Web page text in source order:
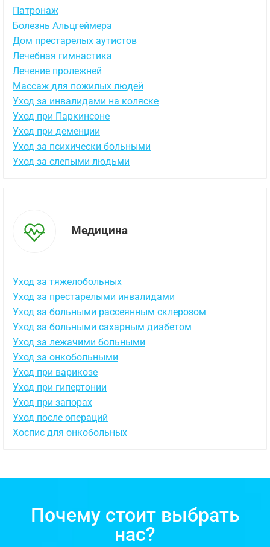
Патронаж
Болезнь Альцгеймера
Дом престарелых аутистов
Лечебная гимнастика
Лечение пролежней
Массаж для пожилых людей
Уход за инвалидами на коляске
Уход при Паркинсоне
Уход при деменции
Уход за психически больными
Уход за слепыми людьми
Медицина
Уход за тяжелобольных
Уход за престарелыми инвалидами
Уход за больными рассеянным склерозом
Уход за больными сахарным диабетом
Уход за лежачими больными
Уход за онкобольными
Уход при варикозе
Уход при гипертонии
Уход при запорах
Уход после операций
Хоспис для онкобольных
Почему стоит выбрать
нас?